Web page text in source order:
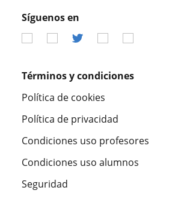
Síguenos en
Términos y condiciones
Política de cookies
Política de privacidad
Condiciones uso profesores
Condiciones uso alumnos
Seguridad